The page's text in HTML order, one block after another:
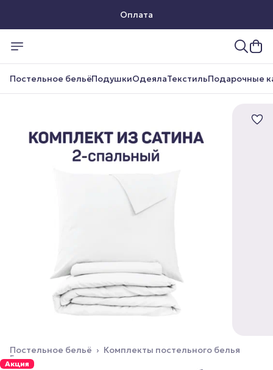
Оплата
Постельное бельёПодушкиОдеялаТекстильПодарочные
Комплекты постельного белья
Постельное бельё ›
Главная
Акция